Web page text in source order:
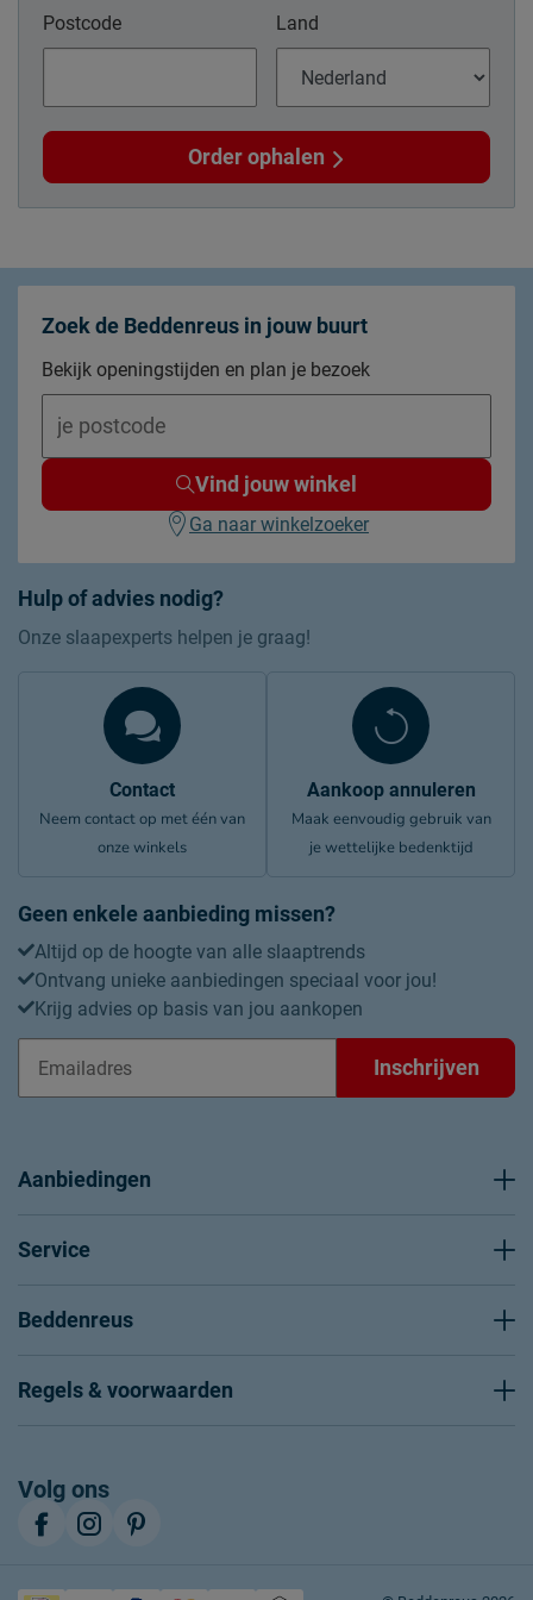
Postcode Land
Order ophalen
Hulp of advies nodig?
Onze slaapexperts helpen je graag!
Contact
Neem contact op met één van
onze winkels
Aankoop annuleren
Maak eenvoudig gebruik van
je wettelijke bedenktijd
Geen enkele aanbieding missen?
Altijd op de hoogte van alle slaaptrends
Ontvang unieke aanbiedingen speciaal voor jou!
Krijg advies op basis van jou aankopen
Inschrijven
Zoek de Beddenreus in jouw buurt
Bekijk openingstijden en plan je bezoek
Vind jouw winkel
Ga naar winkelzoeker
Aanbiedingen
Service
Beddenreus
Regels & voorwaarden
Volg ons